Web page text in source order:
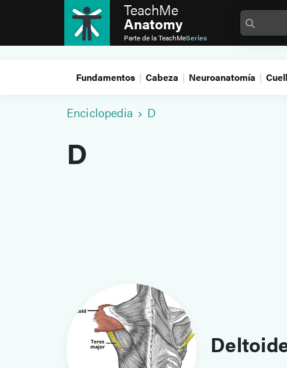
TeachMe
Anatomy
Parte de laTeachMeSeries
Fundamentos Cabeza Neuroanatomía
Enciclopedia D
D